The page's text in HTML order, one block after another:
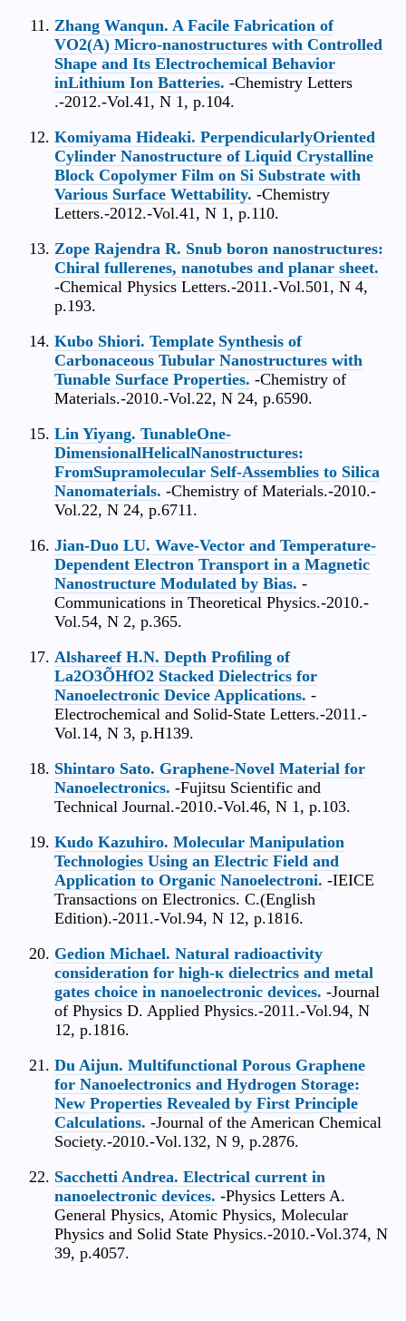
Zhang Wanqun. A Facile Fabrication of
VO2(A) Micro-nanostructures with Controlled
Shape and Its Electrochemical Behavior
inLithium Ion Batteries. -Chemistry Letters
.-2012.-Vol.41, N 1, p.104.
Komiyama Hideaki. PerpendicularlyOriented
Cylinder Nanostructure of Liquid Crystalline
Block Copolymer Film on Si Substrate with
Various Surface Wettability. -Chemistry
Letters.-2012.-Vol.41, N 1, p.110.
Zope Rajendra R. Snub boron nanostructures:
Chiral fullerenes, nanotubes and planar sheet.
-Chemical Physics Letters.-2011.-Vol.501, N 4,
p.193.
Kubo Shiori. Template Synthesis of
Carbonaceous Tubular Nanostructures with
Tunable Surface Properties. -Chemistry of
Materials.-2010.-Vol.22, N 24, p.6590.
Lin Yiyang. TunableOne-
DimensionalHelicalNanostructures:
FromSupramolecular Self-Assemblies to Silica
Nanomaterials. -Chemistry of Materials.-2010.-
Vol.22, N 24, p.6711.
Jian-Duo LU. Wave-Vector and Temperature-
Dependent Electron Transport in a Magnetic
Nanostructure Modulated by Bias. -
Communications in Theoretical Physics.-2010.-
Vol.54, N 2, p.365.
Alshareef H.N. Depth Proﬁling of
La2O3ÕHfO2 Stacked Dielectrics for
Nanoelectronic Device Applications. -
Electrochemical and Solid-State Letters.-2011.-
Vol.14, N 3, p.H139.
Shintaro Sato. Graphene-Novel Material for
Nanoelectronics. -Fujitsu Scientific and
Technical Journal.-2010.-Vol.46, N 1, p.103.
Kudo Kazuhiro. Molecular Manipulation
Technologies Using an Electric Field and
Application to Organic Nanoelectroni. -IEICE
Transactions on Electronics. C.(English
Edition).-2011.-Vol.94, N 12, p.1816.
Gedion Michael. Natural radioactivity
consideration for high-κ dielectrics and metal
gates choice in nanoelectronic devices. -Journal
of Physics D. Applied Physics.-2011.-Vol.94, N
12, p.1816.
Du Aijun. Multifunctional Porous Graphene
for Nanoelectronics and Hydrogen Storage:
New Properties Revealed by First Principle
Calculations. -Journal of the American Chemical
Society.-2010.-Vol.132, N 9, p.2876.
Sacchetti Andrea. Electrical current in
nanoelectronic devices. -Physics Letters A.
General Physics, Atomic Physics, Molecular
Physics and Solid State Physics.-2010.-Vol.374, N
39, p.4057.